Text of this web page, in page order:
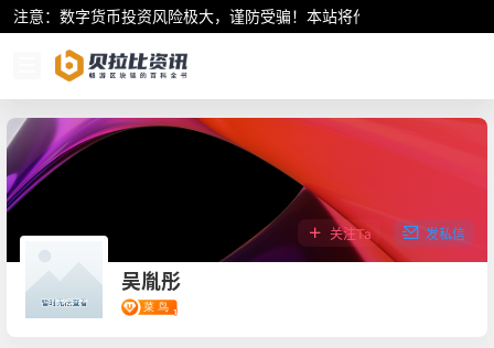
注意：数字货币投资风险极大，谨防受骗！本站将作为行业资讯共享
吴胤彤
关注Ta 发私信